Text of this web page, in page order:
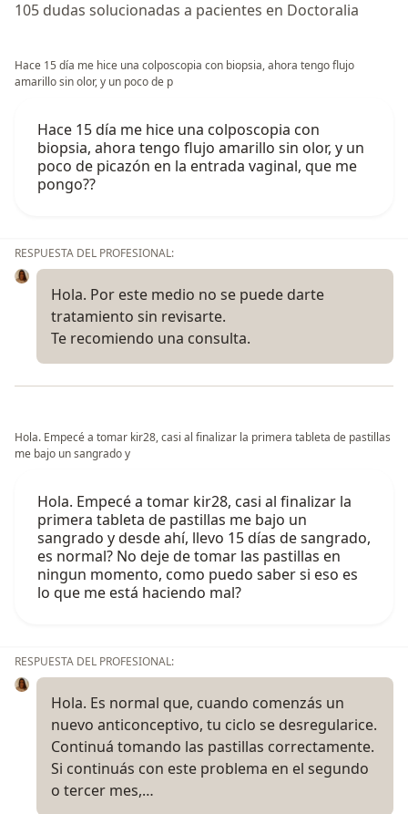
105 dudas solucionadas a pacientes en Doctoralia
Hace 15 día me hice una colposcopia con biopsia, ahora tengo flujo
amarillo sin olor, y un poco de p
Hace 15 día me hice una colposcopia con
biopsia, ahora tengo flujo amarillo sin olor, y un
poco de picazón en la entrada vaginal, que me
pongo??
RESPUESTA DEL PROFESIONAL:
Hola. Por este medio no se puede darte
tratamiento sin revisarte.
Te recomiendo una consulta.
Hola. Empecé a tomar kir28, casi al finalizar la primera tableta de pastillas
me bajo un sangrado y
Hola. Empecé a tomar kir28, casi al finalizar la
primera tableta de pastillas me bajo un
sangrado y desde ahí, llevo 15 días de sangrado,
es normal? No deje de tomar las pastillas en
ningun momento, como puedo saber si eso es
lo que me está haciendo mal?
RESPUESTA DEL PROFESIONAL:
Hola. Es normal que, cuando comenzás un
nuevo anticonceptivo, tu ciclo se desregularice.
Continuá tomando las pastillas correctamente.
Si continuás con este problema en el segundo
o tercer mes,…